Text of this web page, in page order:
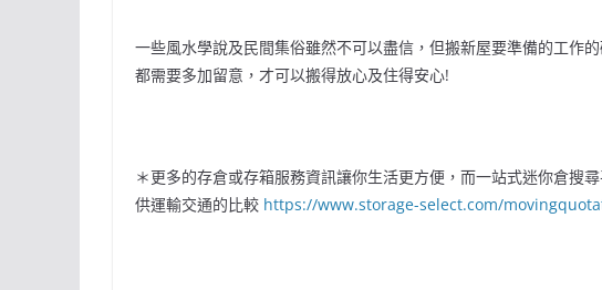
一些風水學說及民間集俗雖然不可以盡信，但搬新屋要準備的工作
都需要多加留意，才可以搬得放心及住得安心!
＊更多的存倉或存箱服務資訊讓你生活更方便，而一站式迷你倉搜
供運輸交通的比較 https://www.storage-select.com/